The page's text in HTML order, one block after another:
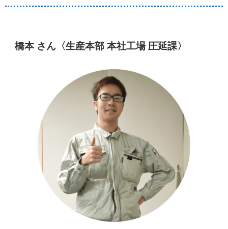
橋本 さん〈生産本部 本社工場 圧延課〉